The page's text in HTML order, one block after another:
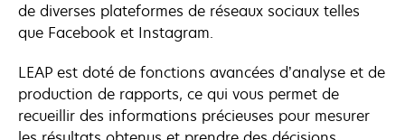
de diverses plateformes de réseaux sociaux telles
que Facebook et Instagram.
LEAP est doté de fonctions avancées d’analyse et de
production de rapports, ce qui vous permet de
recueillir des informations précieuses pour mesurer